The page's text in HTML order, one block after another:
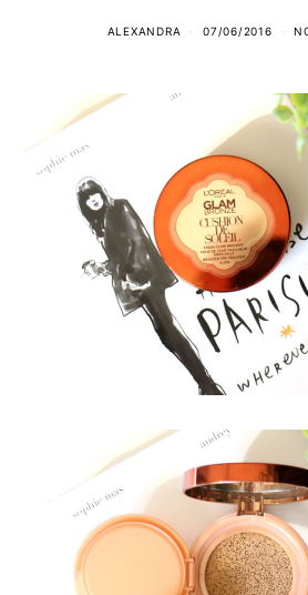
ALEXANDRA 07/06/2016